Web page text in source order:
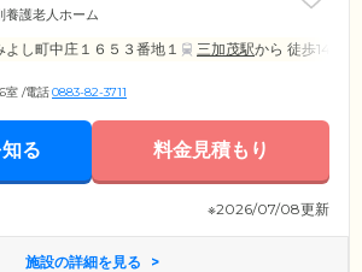
養護老人ホーム
し町中庄１６５３番地１ 三加茂駅から 徒歩14分
室 /電話0883-82-3711
る 料金見積もり
※2026/07/08更新
施設の詳細を見る